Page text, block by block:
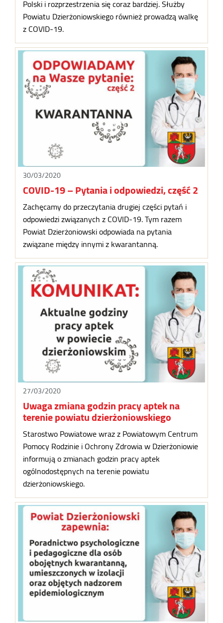
Polski i rozprzestrzenia się coraz bardziej. Służby
Powiatu Dzierżoniowskiego również prowadzą walkę
z COVID-19.
30/03/2020
COVID-19 – Pytania i odpowiedzi, część 2
Zachęcamy do przeczytania drugiej części pytań i
odpowiedzi związanych z COVID-19. Tym razem
Powiat Dzierżoniowski odpowiada na pytania
związane między innymi z kwarantanną.
27/03/2020
Uwaga zmiana godzin pracy aptek na
terenie powiatu dzierżoniowskiego
Starostwo Powiatowe wraz z Powiatowym Centrum
Pomocy Rodzinie i Ochrony Zdrowia w Dzierżoniowie
informują o zmianach godzin pracy aptek
ogólnodostępnych na terenie powiatu
dzierżoniowskiego.